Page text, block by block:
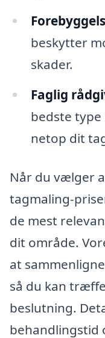
beskytter
skader.
Faglig
bedste
netop dit
Når du vælger
tagmaling-
de mest
dit område.
at
så du kan
beslutning.
behandlingstid